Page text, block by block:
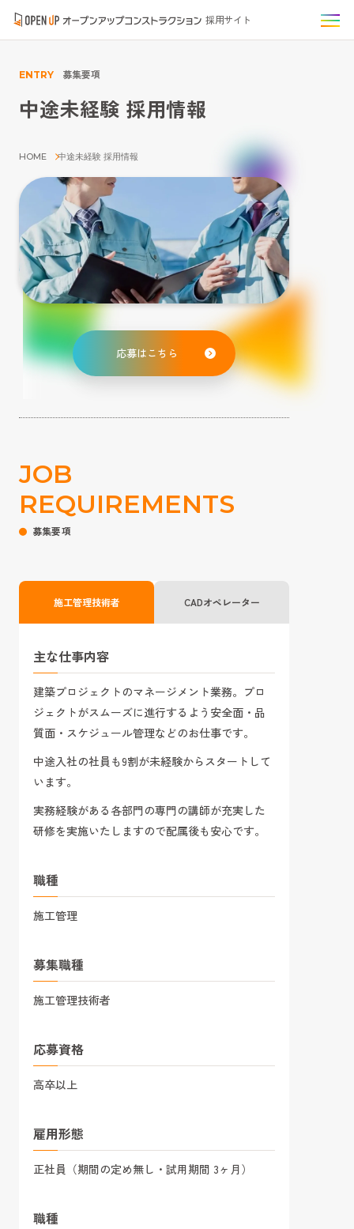
採用サイト
ENTRY 募集要項
中途未経験 採用情報
HOME 中途未経験 採用情報
応募はこちら
JOB
REQUIREMENTS
募集要項
施工管理技術者 CADオペレーター
主な仕事内容
建築プロジェクトのマネージメント業務。プロ
ジェクトがスムーズに進行するよう安全面・品
質面・スケジュール管理などのお仕事です。
中途入社の社員も9割が未経験からスタートして
います。
実務経験がある各部門の専門の講師が充実した
研修を実施いたしますので配属後も安心です。
職種
施工管理
募集職種
施工管理技術者
応募資格
高卒以上
雇用形態
正社員（期間の定め無し・試用期間 3ヶ月）
職種